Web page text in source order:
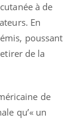
à de
En
poussant
de la
de
qu’« un